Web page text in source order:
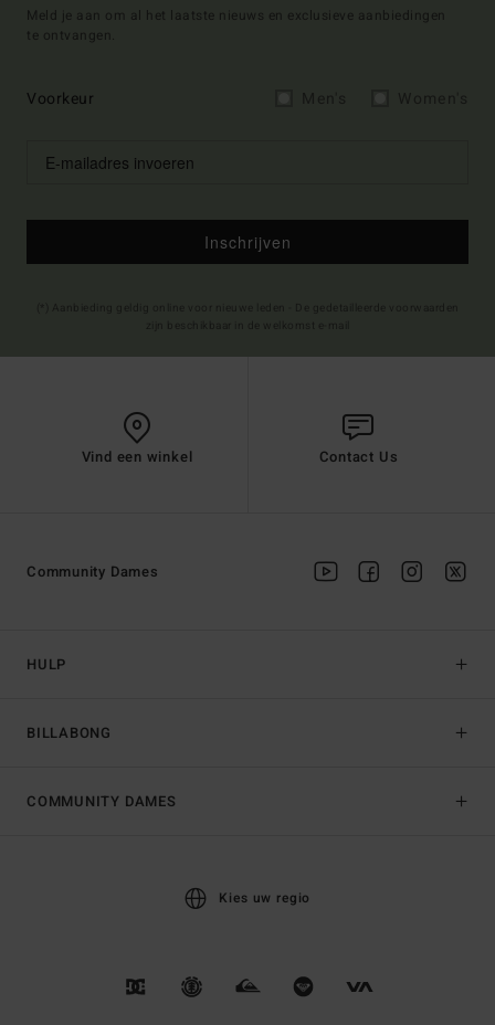
Meld je aan om al het laatste nieuws en exclusieve aanbiedingen
te ontvangen.
Voorkeur
Inschrijven
Vind een winkel Contact Us
HULP
BILLABONG
Community Dames
COMMUNITY DAMES
Kies uw regio